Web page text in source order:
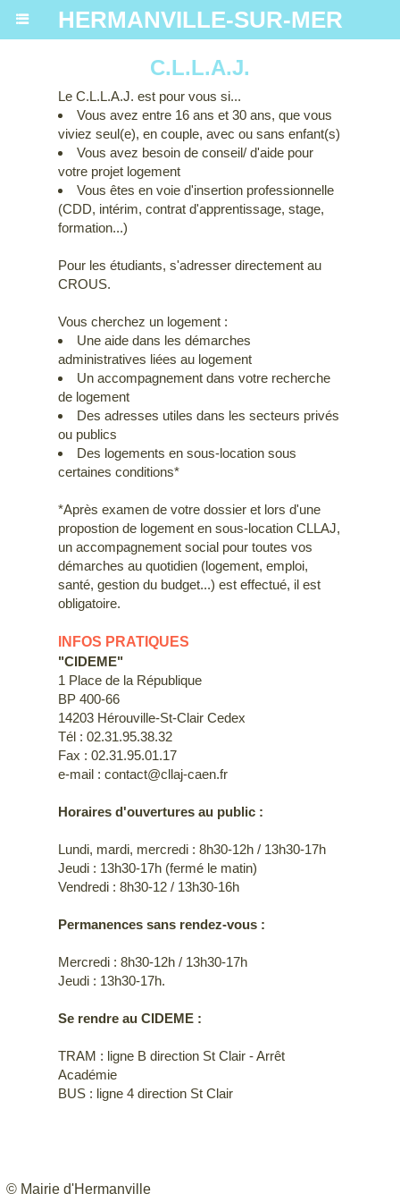
HERMANVILLE-SUR-MER
C.L.L.A.J.
Le C.L.L.A.J. est pour vous si...
Vous avez entre 16 ans et 30 ans, que vous
viviez seul(e), en couple, avec ou sans enfant(s)
Vous avez besoin de conseil/ d'aide pour
votre projet logement
Vous êtes en voie d'insertion professionnelle
(CDD, intérim, contrat d'apprentissage, stage,
formation...)
Pour les étudiants, s'adresser directement au
CROUS.
Vous cherchez un logement :
Une aide dans les démarches
administratives liées au logement
Un accompagnement dans votre recherche
de logement
Des adresses utiles dans les secteurs privés
ou publics
Des logements en sous-location sous
certaines conditions*
*Après examen de votre dossier et lors d'une
propostion de logement en sous-location CLLAJ,
un accompagnement social pour toutes vos
démarches au quotidien (logement, emploi,
santé, gestion du budget...) est effectué, il est
obligatoire.
INFOS PRATIQUES
"CIDEME"
1 Place de la République
BP 400-66
14203 Hérouville-St-Clair Cedex
Tél : 02.31.95.38.32
Fax : 02.31.95.01.17
e-mail : contact@cllaj-caen.fr
Horaires d'ouvertures au public :
Lundi, mardi, mercredi : 8h30-12h / 13h30-17h
Jeudi : 13h30-17h (fermé le matin)
Vendredi : 8h30-12 / 13h30-16h
Permanences sans rendez-vous :
Mercredi : 8h30-12h / 13h30-17h
Jeudi : 13h30-17h.
Se rendre au CIDEME :
TRAM : ligne B direction St Clair - Arrêt
Académie
BUS : ligne 4 direction St Clair
© Mairie d'Hermanville